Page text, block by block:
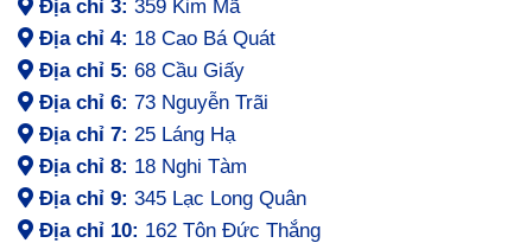
Địa chỉ 3: 359 Kim Mã
Địa chỉ 4: 18 Cao Bá Quát
Địa chỉ 5: 68 Cầu Giấy
Địa chỉ 6: 73 Nguyễn Trãi
Địa chỉ 7: 25 Láng Hạ
Địa chỉ 8: 18 Nghi Tàm
Địa chỉ 9: 345 Lạc Long Quân
Địa chỉ 10: 162 Tôn Đức Thắng